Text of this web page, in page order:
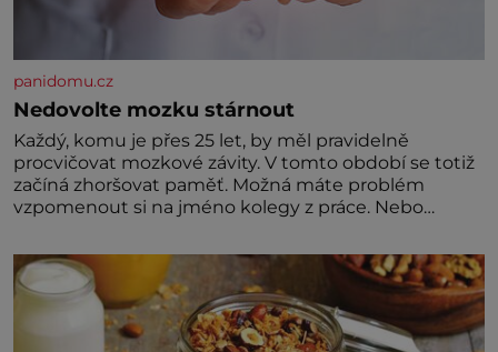
panidomu.cz
Nedovolte mozku stárnout
Každý, komu je přes 25 let, by měl pravidelně
procvičovat mozkové závity. V tomto období se totiž
začíná zhoršovat paměť. Možná máte problém
vzpomenout si na jméno kolegy z práce. Nebo
nedávno přečetli. Je to opravdu tak, s věkem jako
kdyby se paměť rozhodla stávkovat. Cvičte